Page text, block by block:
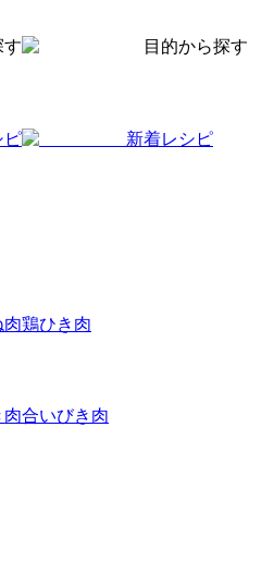
す 目的から探す
ピ 新着レシピ
肉鶏ひき肉
肉合いびき肉